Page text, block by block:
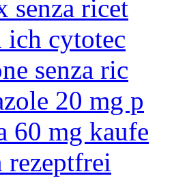
senza ricet
ich cytotec
senza ric
20 mg p
60 mg kaufe